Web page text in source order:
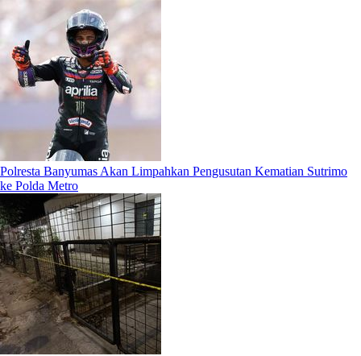
Polresta Banyumas Akan Limpahkan Pengusutan Kematian Sutrimo
ke Polda Metro